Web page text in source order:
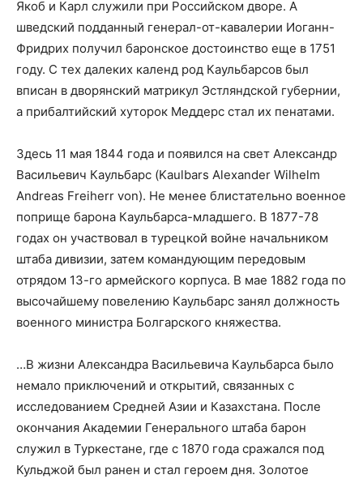
Якоб и Карл служили при Российском дворе. А
шведский подданный генерал-от-кавалерии Иоганн-
Фридрих получил баронское достоинство еще в 1751
году. С тех далеких календ род Каульбарсов был
вписан в дворянский матрикул Эстляндской губернии,
а прибалтийский хуторок Меддерс стал их пенатами.
Здесь 11 мая 1844 года и появился на свет Александр
Васильевич Каульбарс (Kaulbars Alexander Wilhelm
Andreas Freiherr von). Не менее блистательно военное
поприще барона Каульбарса-младшего. В 1877-78
годах он участвовал в турецкой войне начальником
штаба дивизии, затем командующим передовым
отрядом 13-го армейского корпуса. В мае 1882 года по
высочайшему повелению Каульбарс занял должность
военного министра Болгарского княжества.
…В жизни Александра Васильевича Каульбарса было
немало приключений и открытий, связанных с
исследованием Средней Азии и Казахстана. После
окончания Академии Генерального штаба барон
служил в Туркестане, где с 1870 года сражался под
Кульджой был ранен и стал героем дня. Золотое